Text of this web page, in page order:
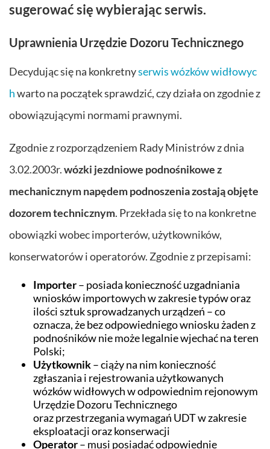
sugerować się wybierając serwis.
Uprawnienia Urzędzie Dozoru Technicznego
Decydując się na konkretnyserwis wózków widłowyc
hwarto na początek sprawdzić, czy działa on zgodnie z
obowiązującymi normami prawnymi.
Zgodnie z rozporządzeniem Rady Ministrów z dnia
3.02.2003r.wózki jezdniowe podnośnikowe z
mechanicznym napędem podnoszenia zostają objęte
dozorem technicznym. Przekłada się to na konkretne
obowiązki wobec importerów, użytkowników,
konserwatorów i operatorów. Zgodnie z przepisami:
Importer– posiada konieczność uzgadniania
wniosków importowych w zakresie typów oraz
ilości sztuk sprowadzanych urządzeń – co
oznacza, że bez odpowiedniego wniosku żaden z
podnośników nie może legalnie wjechać na teren
Polski;
Użytkownik– ciąży na nim konieczność
zgłaszania i rejestrowania użytkowanych
wózków widłowych w odpowiednim rejonowym
Urzędzie Dozoru Technicznego
oraz przestrzegania wymagań UDT w zakresie
eksploatacji oraz konserwacji
Operator– musi posiadać odpowiednie